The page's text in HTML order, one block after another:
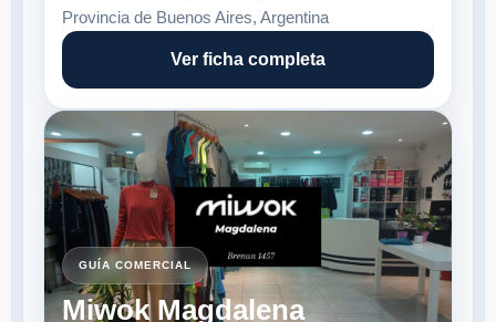
Provincia de Buenos Aires, Argentina
Ver ficha completa
GUÍA COMERCIAL
Miwok Magdalena